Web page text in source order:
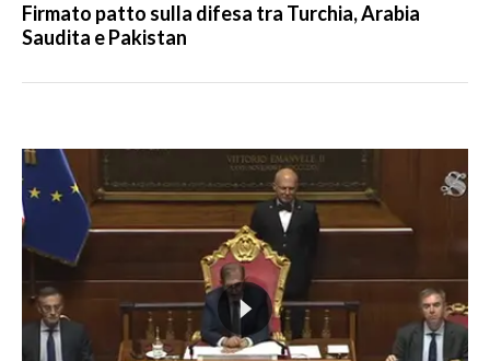
Firmato patto sulla difesa tra Turchia, Arabia
Saudita e Pakistan